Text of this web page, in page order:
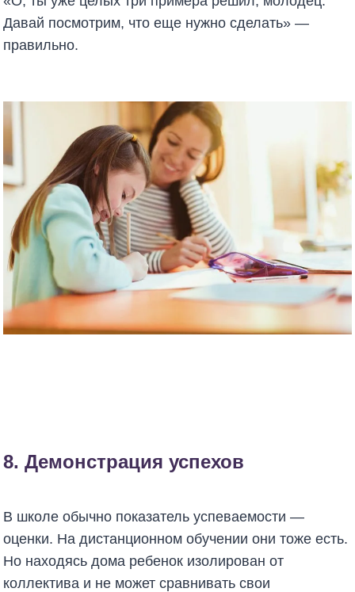
Давай посмотрим, что еще нужно сделать» —
правильно.
8. Демонстрация успехов
В школе обычно показатель успеваемости —
оценки. На дистанционном обучении они тоже есть.
Но находясь дома ребенок изолирован от
коллектива и не может сравнивать свои